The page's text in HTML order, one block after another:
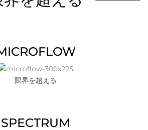
限界を超える
SPECTRUM